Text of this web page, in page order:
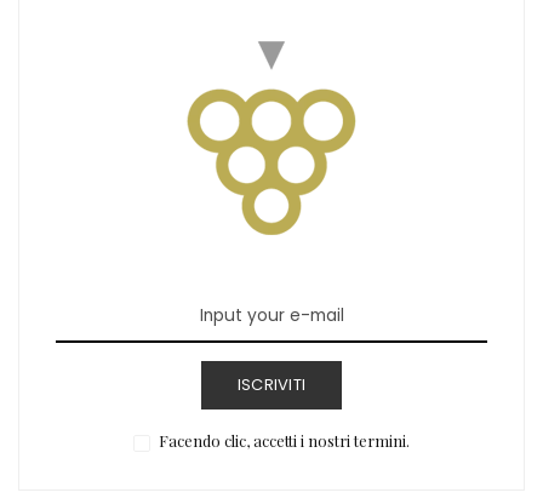
ISCRIVITI
Facendo clic, accetti i nostri termini.